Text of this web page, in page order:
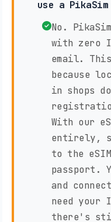
use a
No.
with zero
email.
because
in shops
With our
entirely,
to the
and
need your
there's